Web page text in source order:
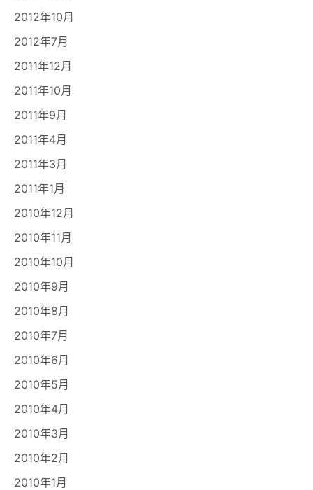
2012年10月
2012年7月
2011年12月
2011年10月
2011年9月
2011年4月
2011年3月
2011年1月
2010年12月
2010年11月
2010年10月
2010年9月
2010年8月
2010年7月
2010年6月
2010年5月
2010年4月
2010年3月
2010年2月
2010年1月